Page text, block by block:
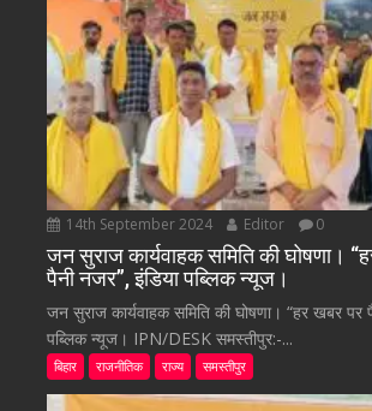
14th September 2024 Editor 0
जन सुराज कार्यवाहक समिति की घोषणा।
पैनी नजर”, इंडिया पब्लिक न्यूज।
जन सुराज कार्यवाहक समिति की घोषणा। “हर खबर पर
पब्लिक न्यूज। IPN/DESK समस्तीपुर:-...
बिहार राजनीतिक राज्य समस्तीपुर